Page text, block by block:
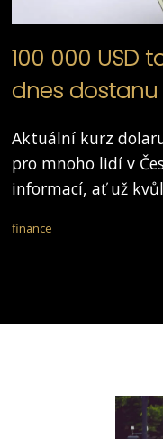
100 000 USD
dnes
Aktuální kurz
pro mnoho lidí v
informací, ať už
finance